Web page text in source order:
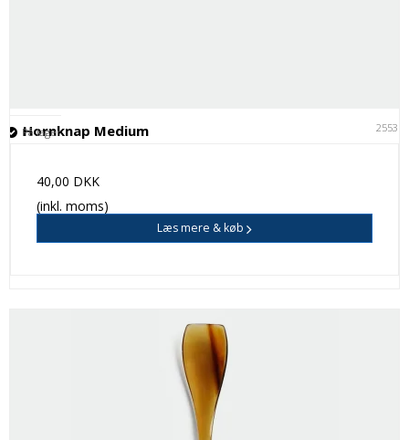
Hornknap Medium 25531
På lager
40,00 DKK
(inkl. moms)
Læs mere & køb